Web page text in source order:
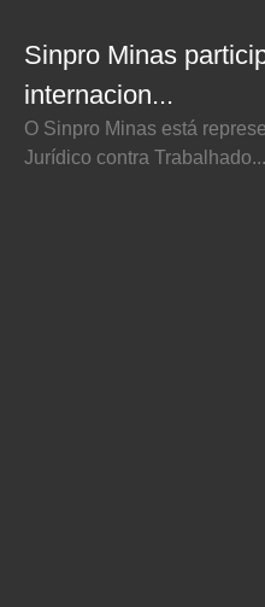
Sinpro Minas
internacion...
O Sinpro Minas está
Jurídico contra Trabalhado...